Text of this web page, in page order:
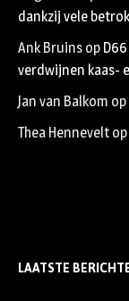
dankzij vele
Ank Bruins op
verdwijnen kaas-
Jan van Balkom op
Thea Hennevelt op
LAATSTE